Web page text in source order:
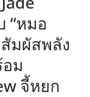
“หมอ
มผัสพลัง
ม
จี้หยก